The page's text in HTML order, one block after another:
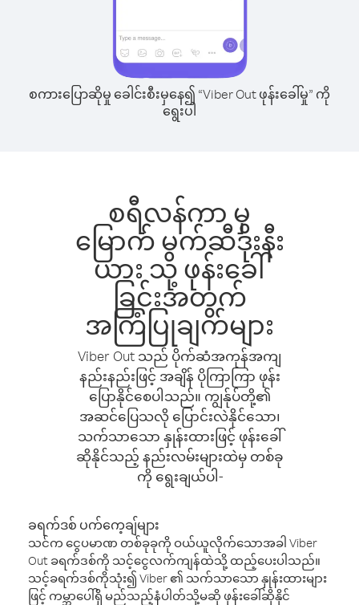
စကားပြောဆိုမှု ခေါင်းစီးမှနေ၍ “Viber Out ဖုန်းခေါ်မှု” ကို
ရွေးပါ
စရီလန်ကာ မှ
မြောက် မက်ဆီဒိုးနီး
ယား သို့ ဖုန်းခေါ်
ခြင်းအတွက်
အကြံပြုချက်များ
Viber Out သည် ပိုက်ဆံအကုန်အကျ
နည်းနည်းဖြင့် အချိန် ပိုကြာကြာ ဖုန်း
ပြောနိုင်စေပါသည်။ ကျွန်ုပ်တို့၏
အဆင်ပြေသလို ပြောင်းလဲနိုင်သော၊
သက်သာသော နှုန်းထားဖြင့် ဖုန်းခေါ်
ဆိုနိုင်သည့် နည်းလမ်းများထဲမှ တစ်ခု
ကို ရွေးချယ်ပါ-
ခရက်ဒစ် ပက်ကေ့ချ်များ
သင်က ငွေပမာဏ တစ်ခုခုကို ဝယ်ယူလိုက်သောအခါ Viber
Out ခရက်ဒစ်ကို သင့်ငွေလက်ကျန်ထဲသို့ ထည့်ပေးပါသည်။
သင့်ခရက်ဒစ်ကိုသုံး၍ Viber ၏ သက်သာသော နှုန်းထားများ
ဖြင့် ကမ္ဘာပေါ်ရှိ မည်သည့်နံပါတ်သို့မဆို ဖုန်းခေါ်ဆိုနိုင်